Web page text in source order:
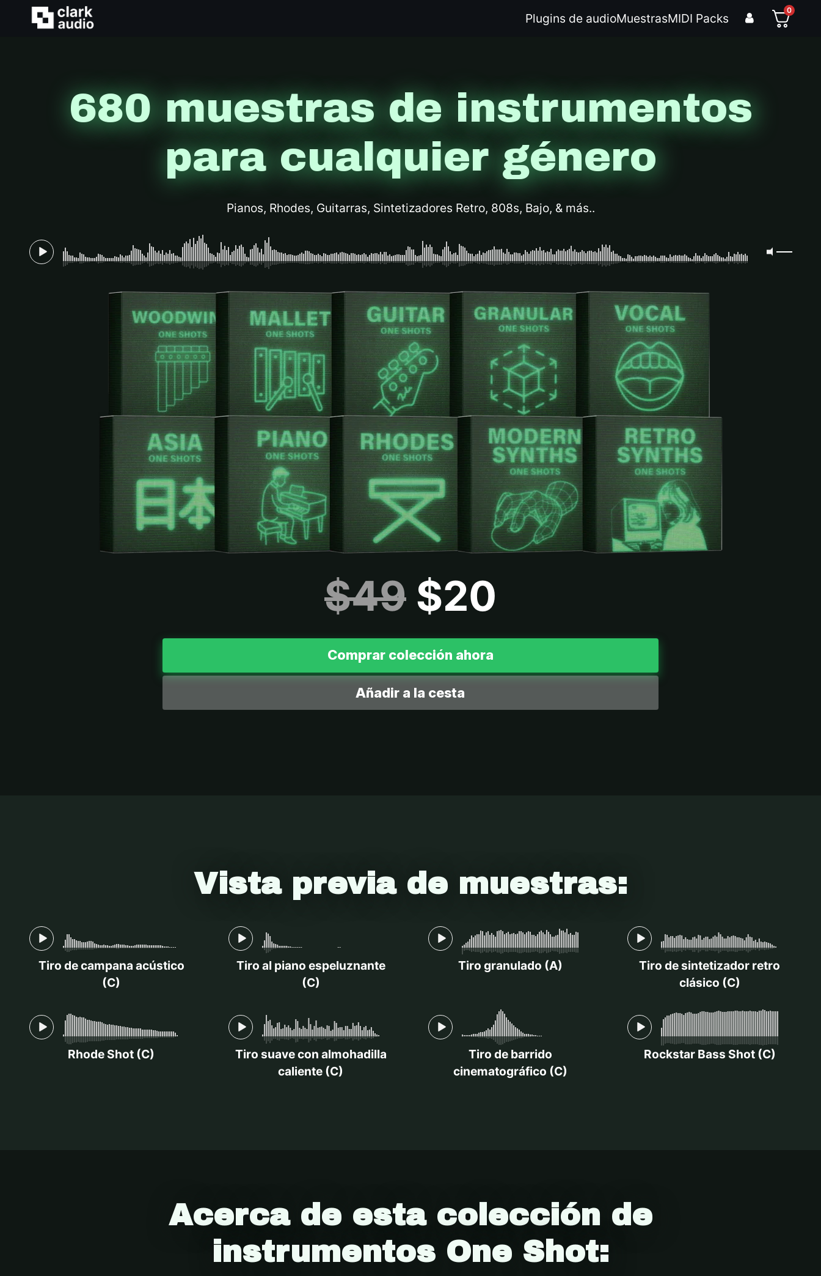
Plugins de audioMuestrasMIDI Packs
0
680 muestras de instrumentos
para cualquier género
Pianos, Rhodes, Guitarras, Sintetizadores Retro, 808s, Bajo, & más..
$49 $20
Comprar colección ahora
Añadir a la cesta
Vista previa de muestras:
Tiro de campana acústico
(C)
Tiro al piano espeluznante
(C)
Tiro granulado (A)
Tiro de sintetizador retro
clásico (C)
Rhode Shot (C)
Tiro suave con almohadilla
caliente (C)
Tiro de barrido
cinematográfico (C)
Rockstar Bass Shot (C)
Acerca de esta colección de
instrumentos One Shot: